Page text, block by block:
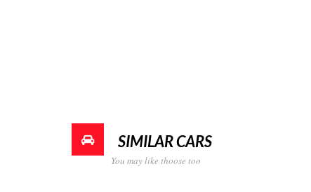
SIMILAR CARS
You may like thoose too